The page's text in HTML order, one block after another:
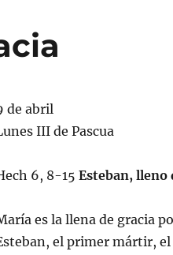
de abril
III de Pascua
6, 8-15 Esteban, lleno
es la llena de gracia
el primer mártir,